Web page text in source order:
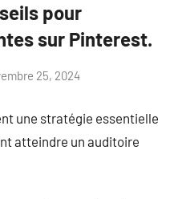
pour
sur Pinterest.
25, 2024
une stratégie essentielle
atteindre un auditoire